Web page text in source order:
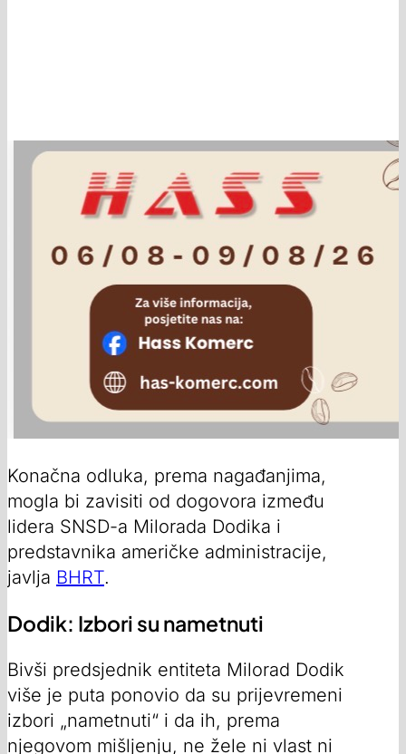
Konačna odluka, prema nagađanjima,
mogla bi zavisiti od dogovora između
lidera SNSD-a Milorada Dodika i
predstavnika američke administracije,
javlja BHRT.
Dodik: Izbori su nametnuti
Bivši predsjednik entiteta Milorad Dodik
više je puta ponovio da su prijevremeni
izbori „nametnuti“ i da ih, prema
njegovom mišljenju, ne žele ni vlast ni